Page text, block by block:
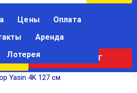
КАТАЛОГ
Цены
Оплата
Аренда
Лотерея
Yasin 4K 127 см